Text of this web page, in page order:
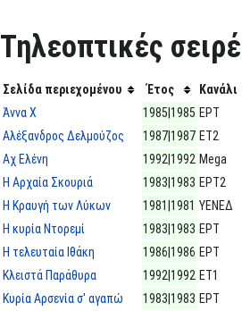
Τηλεοπτικές
Σελίδα περιεχομένου Έτος
Κανάλι
Άννα Χ
1985|1985 ΕΡΤ
Αλέξανδρος Δελμούζος
1987|1987 ΕΤ2
Αχ Ελένη
1992|1992 Mega
Η Αρχαία Σκουριά
1983|1983 ΕΡΤ2
Η Κραυγή των Λύκων
1981|1981 ΥΕΝΕΔ
Η κυρία Ντορεμί
1983|1983 ΕΡΤ
Η τελευταία Ιθάκη
1986|1986 ΕΡΤ
Κλειστά Παράθυρα
1992|1992 ΕΤ1
Κυρία Αρσενία σ' αγαπώ
1983|1983 ΕΡΤ